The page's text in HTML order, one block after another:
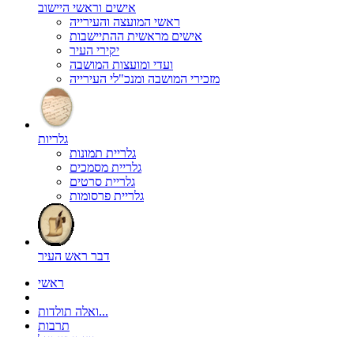
אישים וראשי היישוב
ראשי המועצה והעירייה
אישים מראשית ההתיישבות
יקירי העיר
ועדי ומועצות המושבה
מזכירי המושבה ומנכ"לי העירייה
גלריות
גלריית תמונות
גלריית מסמכים
גלריית סרטים
גלריית פרסומות
דבר ראש העיר
ראשי
ואלה תולדות...
תרבות